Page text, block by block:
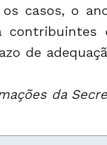
casos, o
de
da